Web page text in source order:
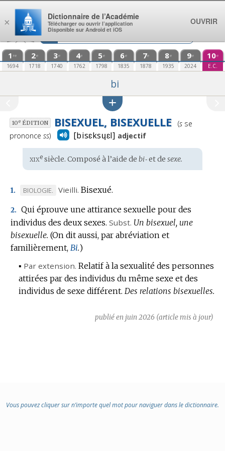
Aller au contenu
1 re
1694
2e
1718
3e
1740
4e
1762
5e
1798
6e
1835
7e
1878
8e
1935
9e
2024
10e
E.C.
bi
10eÉDITION BISEXUEL, BISEXUELLE
Prononciation
(sse
prononce ss) [bisɛksɥɛl] adjectif
Étymologie
:
xixesiècle. Composé à l’aide de bi‑et de sexe.
1.
MARQUE
DOMAINE
:
BIOLOGIE. Vieilli. Bisexué.
2. Qui éprouve une attirance sexuelle pour des
individus des deux sexes. Subst. Un bisexuel, une
bisexuelle. (On dit aussi, par abréviation et
familièrement, Bi.)
▪ Par extension. Relatif à la sexualité des personnes
attirées par des individus du même sexe et des
individus de sexe différent. Des relations bisexuelles.
publié en juin 2026 (article mis à jour)
Vous pouvez cliquer sur n’importe quel mot pour naviguer dans le dictionnaire.
×
Dictionnaire de l’Académie
Télécharger ou ouvrir l’application
Disponible sur Android et iOS
OUVRIR